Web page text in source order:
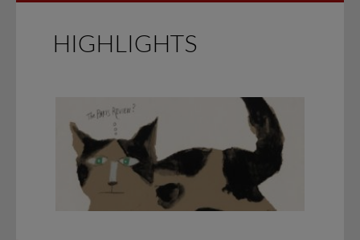
HIGHLIGHTS